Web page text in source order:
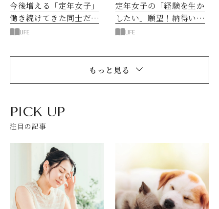
今後増える「定年女子」
働き続けてきた同士だか
ら話せることってあるよ
LIFE
定年女子の「経験を生か
したい」願望！納得いく
定年後の場所はどこにあ
LIFE
もっと見る
PICK UP
注目の記事